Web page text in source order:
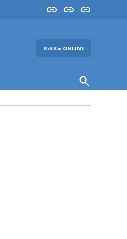
InstaYouTube
FB
ВіККа ONLINE
Open
Search